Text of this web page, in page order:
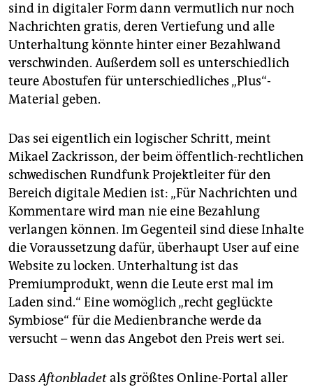
sind in digitaler Form dann vermutlich nur noch
Nachrichten gratis, deren Vertiefung und alle
Unterhaltung könnte hinter einer Bezahlwand
verschwinden. Außerdem soll es unterschiedlich
teure Abostufen für unterschiedliches „Plus“-
Material geben.
Das sei eigentlich ein logischer Schritt, meint
Mikael Zackrisson, der beim öffentlich-rechtlichen
schwedischen Rundfunk Projektleiter für den
Bereich digitale Medien ist: „Für Nachrichten und
Kommentare wird man nie eine Bezahlung
verlangen können. Im Gegenteil sind diese Inhalte
die Voraussetzung dafür, überhaupt User auf eine
Website zu locken. Unterhaltung ist das
Premiumprodukt, wenn die Leute erst mal im
Laden sind.“ Eine womöglich „recht geglückte
Symbiose“ für die Medienbranche werde da
versucht – wenn das Angebot den Preis wert sei.
DassAftonbladetals größtes Online-Portal aller